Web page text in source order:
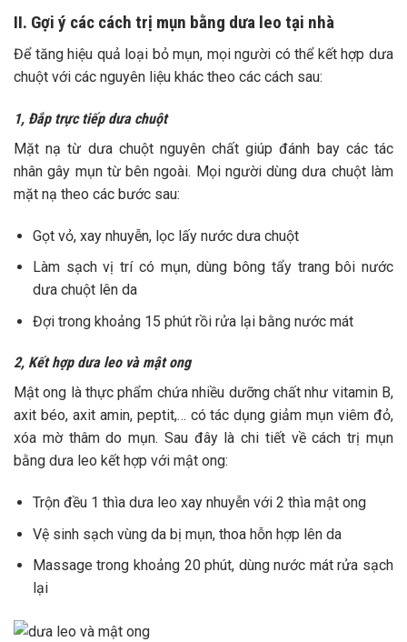
II. Gợi ý các cách trị mụn bằng dưa leo tại nhà
Để tăng hiệu quả loại bỏ mụn, mọi người có thể kết hợp dưa
chuột với các nguyên liệu khác theo các cách sau:
1, Đắp trực tiếp dưa chuột
Mặt nạ từ dưa chuột nguyên chất giúp đánh bay các tác
nhân gây mụn từ bên ngoài. Mọi người dùng dưa chuột làm
mặt nạ theo các bước sau:
Gọt vỏ, xay nhuyễn, lọc lấy nước dưa chuột
Làm sạch vị trí có mụn, dùng bông tẩy trang bôi nước
dưa chuột lên da
Đợi trong khoảng 15 phút rồi rửa lại bằng nước mát
2, Kết hợp dưa leo và mật ong
Mật ong là thực phẩm chứa nhiều dưỡng chất như vitamin B,
axit béo, axit amin, peptit,… có tác dụng giảm mụn viêm đỏ,
xóa mờ thâm do mụn. Sau đây là chi tiết về cách trị mụn
bằng dưa leo kết hợp với mật ong:
Trộn đều 1 thìa dưa leo xay nhuyễn với 2 thìa mật ong
Vệ sinh sạch vùng da bị mụn, thoa hỗn hợp lên da
Massage trong khoảng 20 phút, dùng nước mát rửa sạch
lại